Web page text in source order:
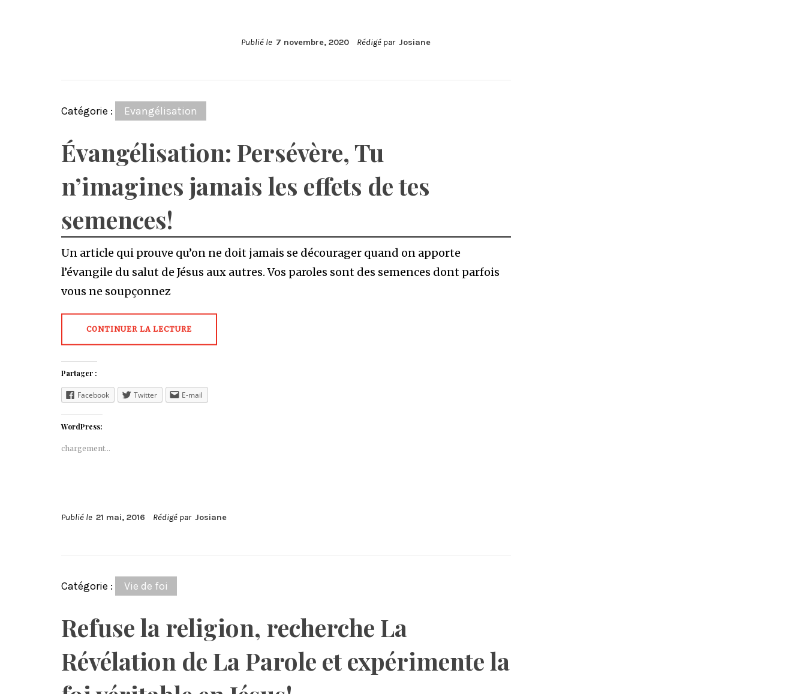
Publié le 7 novembre, 2020 Rédigé par Josiane
Catégorie : Evangélisation
Évangélisation: Persévère, Tu
n’imagines jamais les effets de tes
semences!
Un article qui prouve qu’on ne doit jamais se décourager quand on apporte
l’évangile du salut de Jésus aux autres. Vos paroles sont des semences dont parfois
vous ne soupçonnez
CONTINUER LA LECTURE
Partager :
Facebook Twitter E-mail
WordPress:
chargement…
Publié le 21 mai, 2016 Rédigé par Josiane
Catégorie : Vie de foi
Refuse la religion, recherche La
Révélation de La Parole et expérimente la